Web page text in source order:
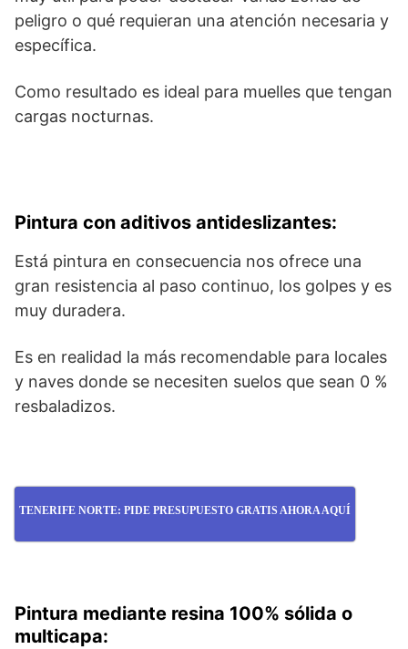
peligro o qué requieran una atención necesaria y
específica.
Como resultado es ideal para muelles que tengan
cargas nocturnas.
Pintura con aditivos antideslizantes:
Está pintura en consecuencia nos ofrece una
gran resistencia al paso continuo, los golpes y es
muy duradera.
Es en realidad la más recomendable para locales
y naves donde se necesiten suelos que sean 0 %
resbaladizos.
TENERIFE NORTE: PIDE PRESUPUESTO GRATIS AHORA AQUÍ
Pintura mediante resina 100% sólida o
multicapa: